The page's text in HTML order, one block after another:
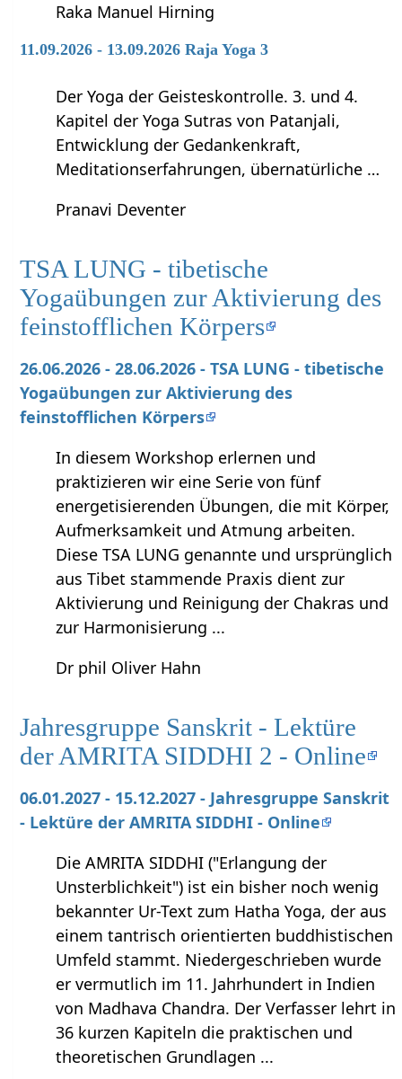
Raka Manuel Hirning
11.09.2026 - 13.09.2026 Raja Yoga 3
Der Yoga der Geisteskontrolle. 3. und 4.
Kapitel der Yoga Sutras von Patanjali,
Entwicklung der Gedankenkraft,
Meditationserfahrungen, übernatürliche …
Pranavi Deventer
TSA LUNG - tibetische
Yogaübungen zur Aktivierung des
feinstofflichen Körpers
26.06.2026 - 28.06.2026 - TSA LUNG - tibetische
Yogaübungen zur Aktivierung des
feinstofflichen Körpers
In diesem Workshop erlernen und
praktizieren wir eine Serie von fünf
energetisierenden Übungen, die mit Körper,
Aufmerksamkeit und Atmung arbeiten.
Diese TSA LUNG genannte und ursprünglich
aus Tibet stammende Praxis dient zur
Aktivierung und Reinigung der Chakras und
zur Harmonisierung ...
Dr phil Oliver Hahn
Jahresgruppe Sanskrit - Lektüre
der AMRITA SIDDHI 2 - Online
06.01.2027 - 15.12.2027 - Jahresgruppe Sanskrit
- Lektüre der AMRITA SIDDHI - Online
Die AMRITA SIDDHI ("Erlangung der
Unsterblichkeit") ist ein bisher noch wenig
bekannter Ur-Text zum Hatha Yoga, der aus
einem tantrisch orientierten buddhistischen
Umfeld stammt. Niedergeschrieben wurde
er vermutlich im 11. Jahrhundert in Indien
von Madhava Chandra. Der Verfasser lehrt in
36 kurzen Kapiteln die praktischen und
theoretischen Grundlagen ...